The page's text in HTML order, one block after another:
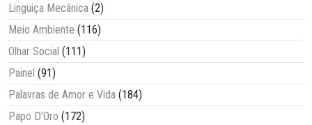
Linguiça Mecânica (2)
Meio Ambiente (116)
Olhar Social (111)
Painel (91)
Palavras de Amor e Vida (184)
Papo D'Oro (172)